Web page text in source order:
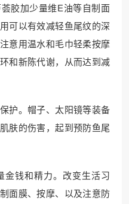
胶加少量维E油等自制面
可以有效减轻鱼尾纹的深
意用温水和毛巾轻柔按摩
和新陈代谢，从而达到减
护。帽子、太阳镜等装备
肤的伤害，起到预防鱼尾
钱和精力。改变生活习
面膜、按摩、以及注意防